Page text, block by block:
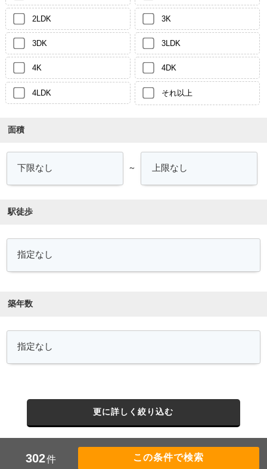
2LDK 3K
3DK 3LDK
4K 4DK
4LDK それ以上
面積
～
駅徒歩
築年数
更に詳しく絞り込む
302件